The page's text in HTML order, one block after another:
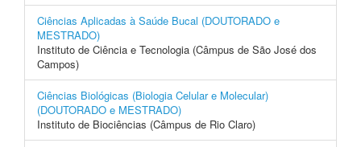
Ciências Aplicadas à Saúde Bucal (DOUTORADO e
MESTRADO)
Instituto de Ciência e Tecnologia (Câmpus de São José dos
Campos)
Ciências Biológicas (Biologia Celular e Molecular)
(DOUTORADO e MESTRADO)
Instituto de Biociências (Câmpus de Rio Claro)